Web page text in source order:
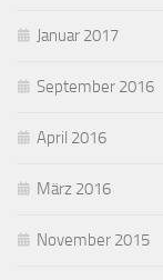
Januar 2017
September 2016
April 2016
März 2016
November 2015